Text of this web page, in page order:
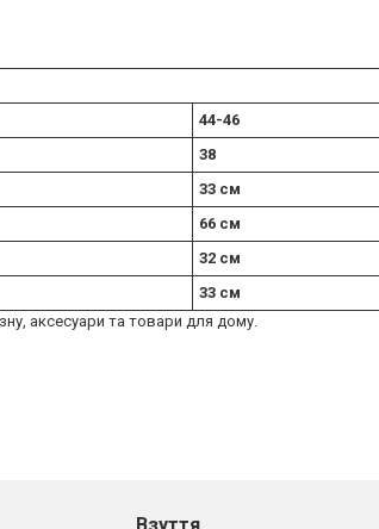
44-46
38
33 см
66 см
32 см
33 см
аксесуари та товари для дому.